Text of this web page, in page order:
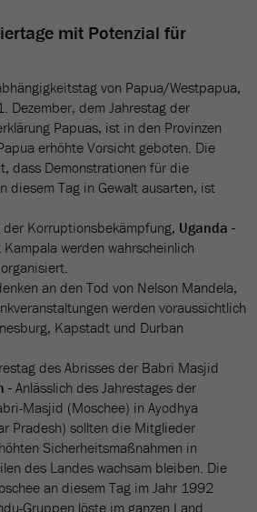
mit Potenzial für
von Papua/Westpapua,
Dezember, dem Jahrestag der
Papuas, ist in den Provinzen
erhöhte Vorsicht geboten. Die
dass Demonstrationen für die
diesem Tag in Gewalt ausarten, ist
der Korruptionsbekämpfung, Uganda -
werden wahrscheinlich
an den Tod von Nelson Mandela,
werden voraussichtlich
Kapstadt und Durban
des Abrisses der Babri Masjid
-Anlässlich des Jahrestages der
Masjid (Moschee) in Ayodhya
Pradesh) sollten die Mitglieder
Sicherheitsmaßnahmen in
des Landes wachsam bleiben. Die
an diesem Tag im Jahr 1992
Gruppen löste im ganzen Land